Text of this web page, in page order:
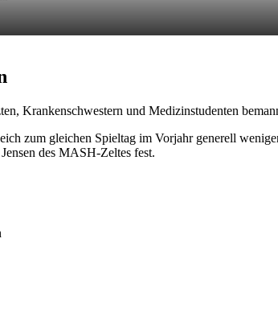
Krankenschwestern und Medizinstudenten
zum gleichen Spieltag im Vorjahr generell
des MASH-Zeltes fest.